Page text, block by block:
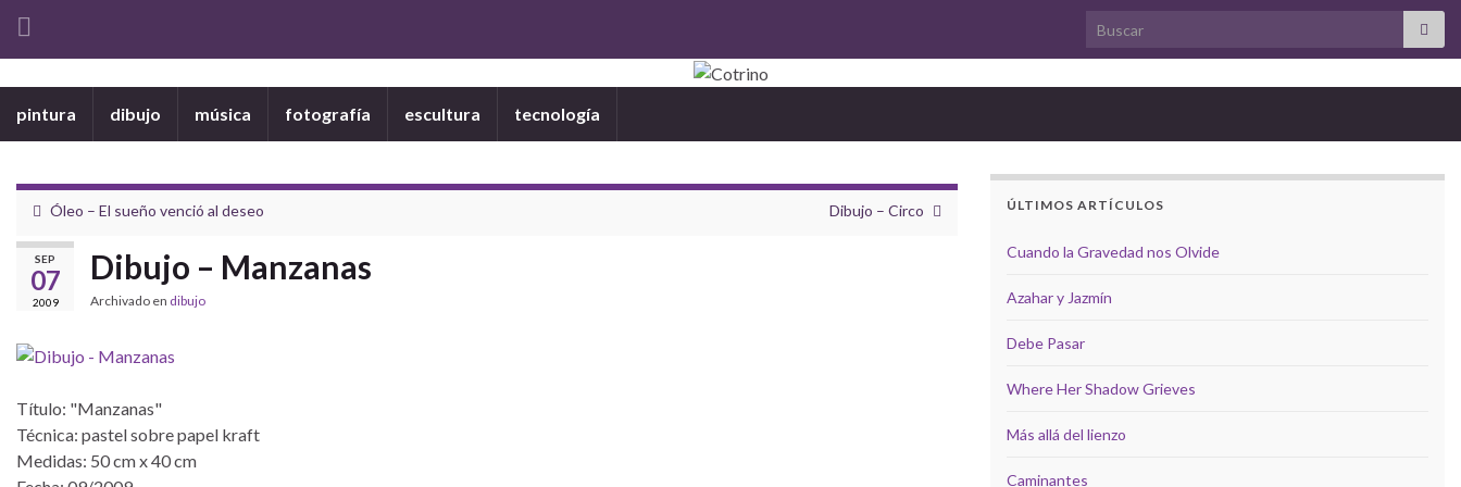
Search for:
pintura dibujo música fotografía escultura tecnología
Óleo – El sueño venció al deseo Dibujo – Circo
SEP
07
2009
Dibujo – Manzanas
Archivado en dibujo
Título: "Manzanas"
Técnica: pastel sobre papel kraft
Medidas: 50 cm x 40 cm
ÚLTIMOS ARTÍCULOS
Cuando la Gravedad nos Olvide
Azahar y Jazmín
Debe Pasar
Where Her Shadow Grieves
Más allá del lienzo
Caminantes